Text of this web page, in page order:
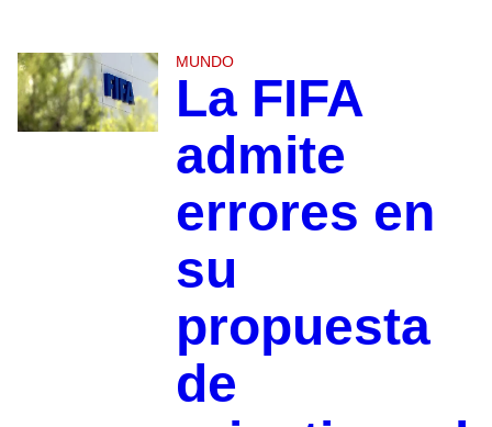
MUNDO
La FIFA
admite
errores en
su
propuesta
de